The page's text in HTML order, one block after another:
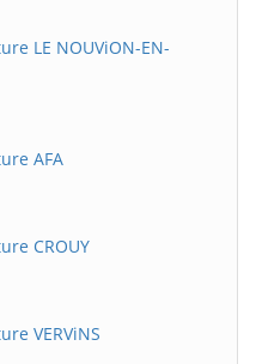
LE NOUViON-EN-
AFA
CROUY
VERViNS